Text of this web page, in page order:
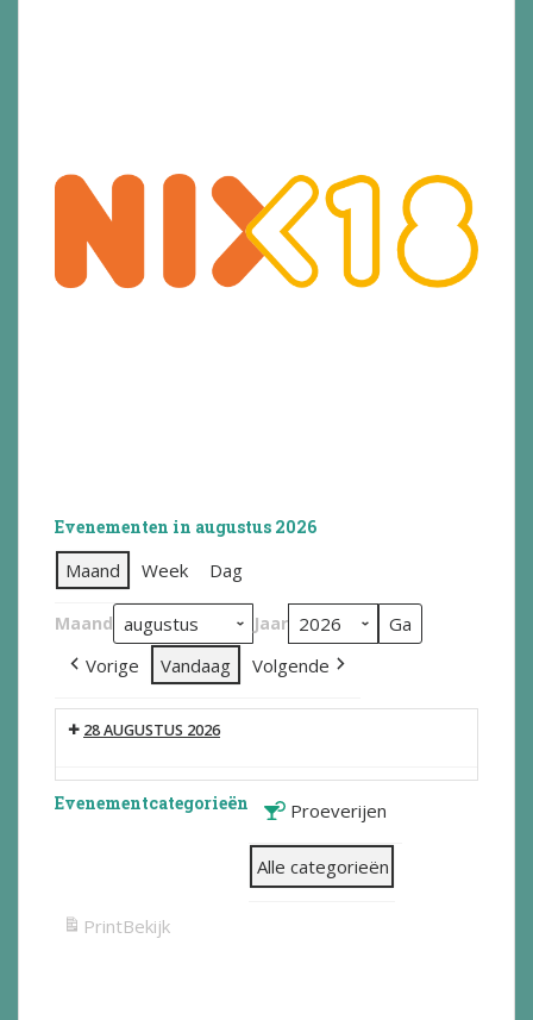
Evenementen in augustus 2026
Maand Week Dag
Maand Jaar
Vorige Vandaag Volgende
28 AUGUSTUS 2026
Evenementcategorieën Proeverijen
Alle categorieën
PrintBekijk